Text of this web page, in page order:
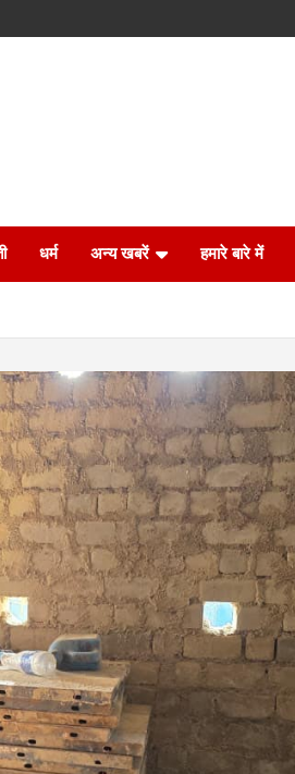
धर्म अन्य खबरें हमारे बारे में